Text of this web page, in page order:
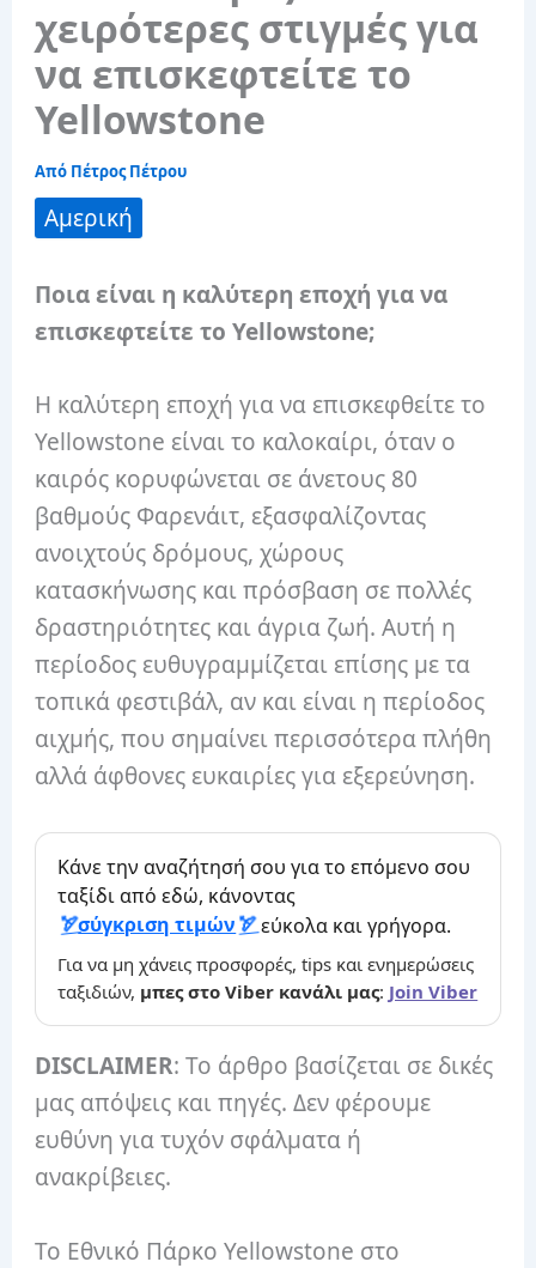
χειρότερες στιγμές για
να επισκεφτείτε το
Yellowstone
Από Πέτρος Πέτρου
Αμερική
Ποια είναι η καλύτερη εποχή για να
επισκεφτείτε το Yellowstone;
Η καλύτερη εποχή για να επισκεφθείτε το
Yellowstone είναι το καλοκαίρι, όταν ο
καιρός κορυφώνεται σε άνετους 80
βαθμούς Φαρενάιτ, εξασφαλίζοντας
ανοιχτούς δρόμους, χώρους
κατασκήνωσης και πρόσβαση σε πολλές
δραστηριότητες και άγρια ​​ζωή. Αυτή η
περίοδος ευθυγραμμίζεται επίσης με τα
τοπικά φεστιβάλ, αν και είναι η περίοδος
αιχμής, που σημαίνει περισσότερα πλήθη
αλλά άφθονες ευκαιρίες για εξερεύνηση.
Κάνε την αναζήτησή σου για το επόμενο σου
ταξίδι από εδώ, κάνοντας
σύγκριση τιμών
εύκολα και γρήγορα.
Για να μη χάνεις προσφορές, tips και ενημερώσεις
ταξιδιών, μπες στο Viber κανάλι μας: Join Viber
DISCLAIMER: Το άρθρο βασίζεται σε δικές
μας απόψεις και πηγές. Δεν φέρουμε
ευθύνη για τυχόν σφάλματα ή
ανακρίβειες.
Το Εθνικό Πάρκο Yellowstone στο